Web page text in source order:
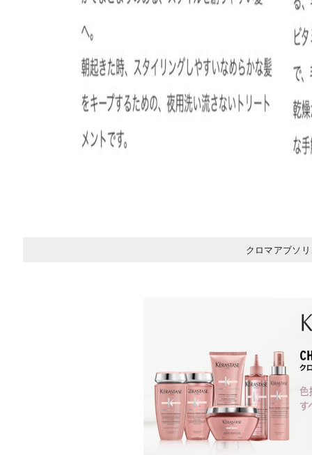
クロマアブソ